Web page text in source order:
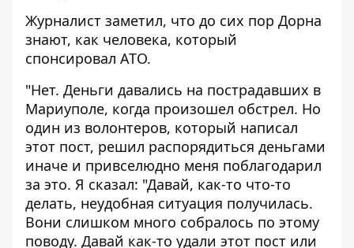
Журналист заметил, что до сих пор Дорна
знают, как человека, который
спонсировал АТО.
"Нет. Деньги давались на пострадавших в
Мариуполе, когда произошел обстрел. Но
один из волонтеров, который написал
этот пост, решил распорядиться деньгами
иначе и привселюдно меня поблагодарил
за это. Я сказал: "Давай, как-то что-то
делать, неудобная ситуация получилась.
Вони слишком много собралось по этому
поводу. Давай как-то удали этот пост или